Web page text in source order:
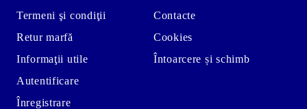
Termeni şi condiţii
Retur marfă
Informaţii utile
Autentificare
Înregistrare
Contacte
Cookies
Întoarcere și schimb